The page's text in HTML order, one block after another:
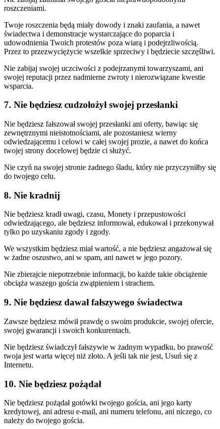
roszczeniami.
Twoje roszczenia będą miały dowody i znaki zaufania, a nawet
świadectwa i demonstracje wystarczające do poparcia i
udowodnienia Twoich protestów poza wiarą i podejrzliwością.
Przez to przezwyciężycie wszelkie sprzeciwy i będziecie szczęśliwi.
Nie zabijaj swojej uczciwości z podejrzanymi towarzyszami, ani
swojej reputacji przez nadmierne zwroty i nierozwiązane kwestie
wsparcia.
7. Nie będziesz cudzołożył swojej przesłanki
Nie będziesz fałszował swojej przesłanki ani oferty, bawiąc się
zewnętrznymi nieistotnościami, ale pozostaniesz wierny
odwiedzającemu i celowi w całej swojej prozie, a nawet do końca
twojej strony docelowej będzie ci służyć.
Nie czyń na swojej stronie żadnego śladu, który nie przyczyniłby się
do twojego celu.
8. Nie kradnij
Nie będziesz kradł uwagi, czasu, Monety i przepustowości
odwiedzającego, ale będziesz informował, edukował i przekonywał
tylko po uzyskaniu zgody i zgody.
We wszystkim będziesz miał wartość, a nie będziesz angażował się
w żadne oszustwo, ani w spam, ani nawet w jego pozory.
Nie zbierajcie niepotrzebnie informacji, bo każde takie obciążenie
obciąża waszego gościa zwątpieniem i strachem.
9. Nie będziesz dawał fałszywego świadectwa
Zawsze będziesz mówił prawdę o swoim produkcie, swojej ofercie,
swojej gwarancji i swoich konkurentach.
Nie będziesz świadczył fałszywie w żadnym wypadku, bo prawość
twoja jest warta więcej niż złoto. A jeśli tak nie jest, Usuń się z
Internetu.
10. Nie będziesz pożądał
Nie będziesz pożądał gotówki twojego gościa, ani jego karty
kredytowej, ani adresu e-mail, ani numeru telefonu, ani niczego, co
należy do twojego gościa.